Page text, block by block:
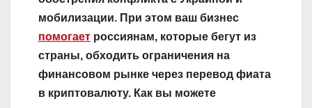
мобилизации. При этом ваш бизнес
помогает россиянам, которые бегут из
страны, обходить ограничения на
финансовом рынке через перевод фиата
в криптовалюту. Как вы можете